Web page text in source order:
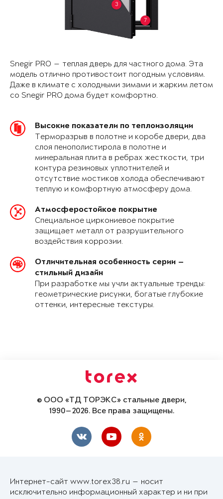
3
7
Snegir PRO — теплая дверь для частного дома. Эта
модель отлично противостоит погодным условиям.
Даже в климате с холодными зимами и жарким летом
со Snegir PRO дома будет комфортно.
Высокие показатели по теплоизоляции
Терморазрыв в полотне и коробе двери, два
слоя пенополистирола в полотне и
минеральная плита в ребрах жесткости, три
контура резиновых уплотнителей и
отсутствие мостиков холода обеспечивают
теплую и комфортную атмосферу дома.
Атмосферостойкое покрытие
Специальное циркониевое покрытие
защищает металл от разрушительного
воздействия коррозии.
Отличительная особенность серии —
стильный дизайн
При разработке мы учли актуальные тренды:
геометрические рисунки, богатые глубокие
оттенки, интересные текстуры.
© ООО «ТД ТОРЭКС» стальные двери,
1990—2026. Все права защищены.
Интернет-сайт www.torex38.ru — носит
исключительно информационный характер и ни при